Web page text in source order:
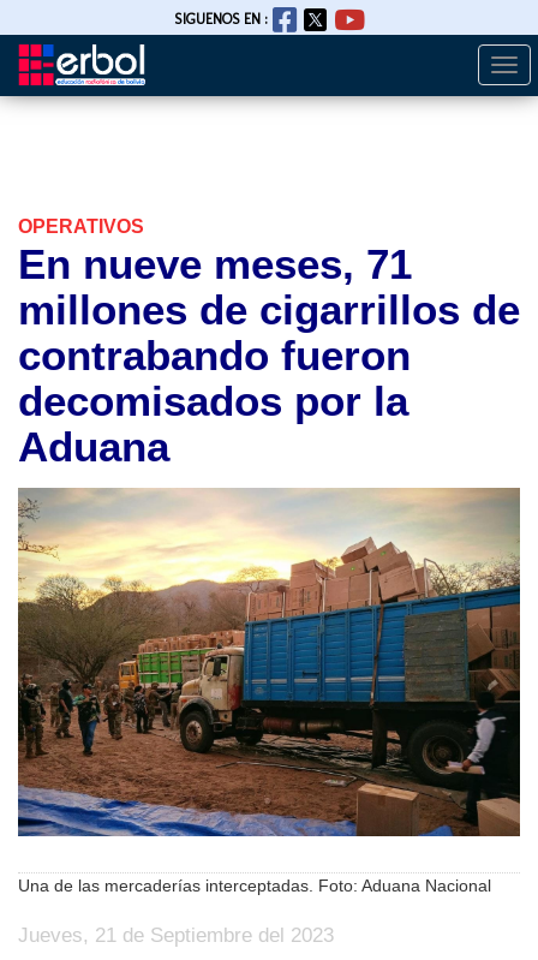
Pasar
SIGUENOS EN :
OPERATIVOS
En nueve meses, 71
millones de cigarrillos de
contrabando fueron
decomisados por la
Aduana
Una de las mercaderías interceptadas. Foto: Aduana Nacional
Jueves, 21 de Septiembre del 2023